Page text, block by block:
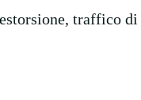
traffico di